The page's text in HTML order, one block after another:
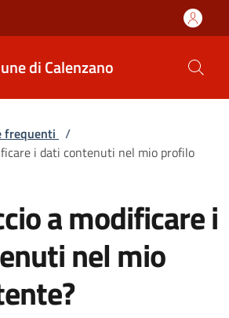
di Calenzano
frequenti /
i dati contenuti nel mio profilo
a modificare i
nel mio